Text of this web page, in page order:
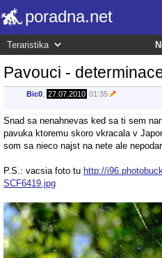
poradna.net
Pavouci -
Bic0 27.07.2010 01:35
Snad sa nenahnevas ked sa ti sem
pavuka ktoremu skoro vkracala v
som sa nieco najst na nete ale
P.S.: vacsia foto tu http://
SCF6419.jpg